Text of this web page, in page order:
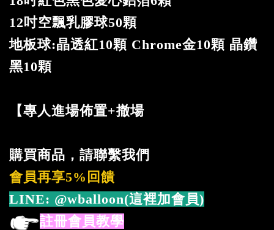
12吋空飄乳膠球50顆
地板球:晶透紅10顆 Chrome金10顆 晶鑽
黑10顆
【專人進場佈置+撤場
購買商品，請聯繫我們
會員再享5%回饋
LINE: @wballoon(這裡加會員)
註冊會員教學